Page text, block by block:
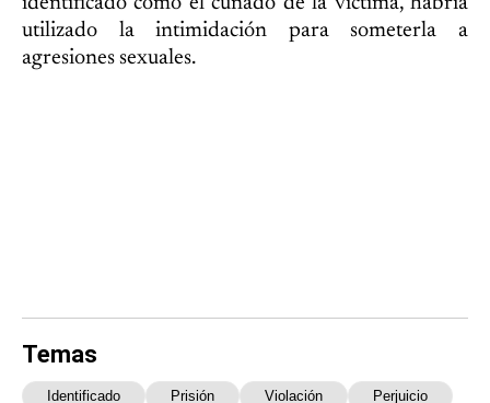
utilizado la intimidación para someterla a
agresiones sexuales.
Temas
Identificado Prisión Violación Perjuicio